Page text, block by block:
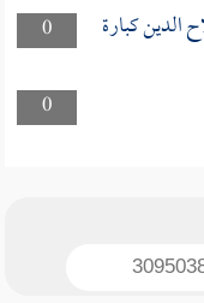
0
كبارة
0